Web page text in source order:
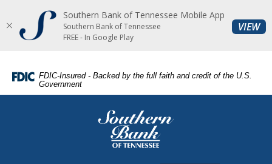
Home
content
Skip
Download
Acrobat
higher
FDIC-Insured - Backed by the full faith and credit of the U.S.
Government
Southern Bank of Tennessee
Southern Bank of Tennessee Mobile App
Southern Bank of Tennessee
FREE - In Google Play
VIEW